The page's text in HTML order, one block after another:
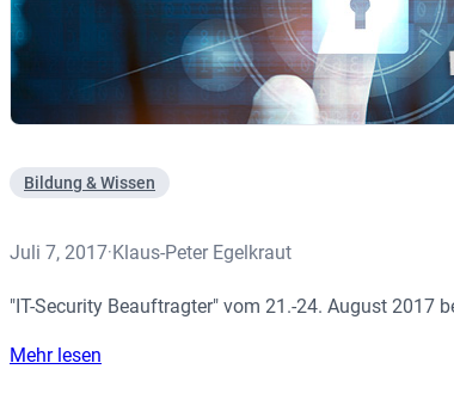
Bildung & Wissen
Juli 7, 2017·Klaus-Peter Egelkraut
"IT-Security Beauftragter" vom 21.-24. August 2017
Mehr lesen